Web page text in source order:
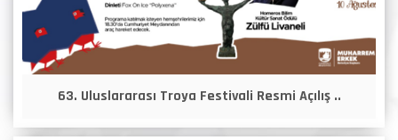
63. Uluslararası Troya Festivali Resmi Açılış ..